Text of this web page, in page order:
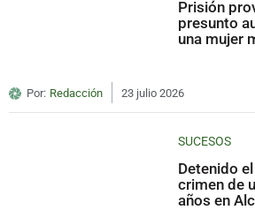
Prisión
presunto
una mujer
Por: Redacción 23 julio 2026
SUCESOS
Detenido
crimen de
años en